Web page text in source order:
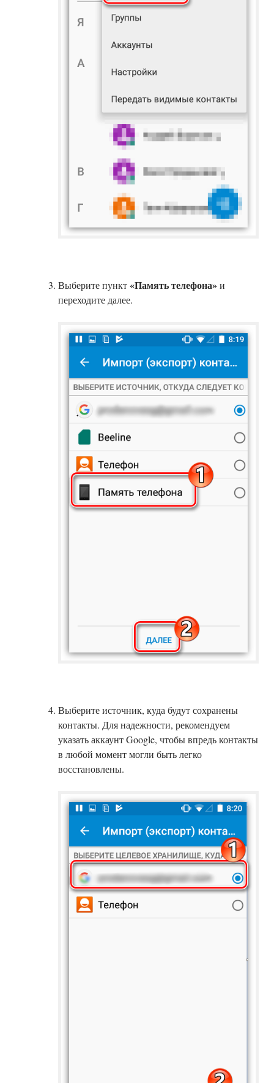
Выберите пункт«Память телефона»и
переходите далее.
Выберите источник, куда будут сохранены
контакты. Для надежности, рекомендуем
указать аккаунт Google, чтобы впредь контакты
в любой момент могли быть легко
восстановлены.